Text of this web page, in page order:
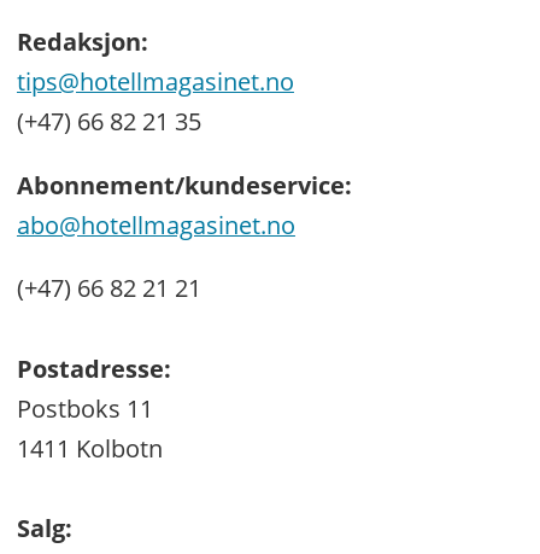
Redaksjon:
tips@hotellmagasinet.no
(+47) 66 82 21 35
Abonnement/kundeservice:
abo@hotellmagasinet.no
(+47) 66 82 21 21
Postadresse:
Postboks 11
1411 Kolbotn
Salg: